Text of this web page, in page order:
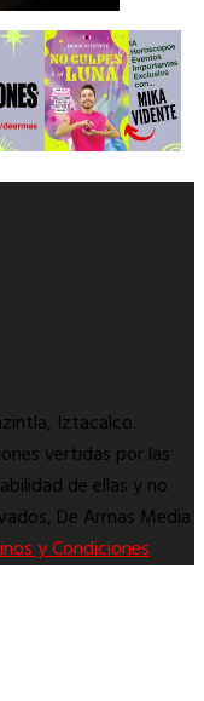
Iztacalco.
vertidas por las
de ellas y no
De Armas Media
y Condiciones